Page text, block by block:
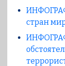
стран